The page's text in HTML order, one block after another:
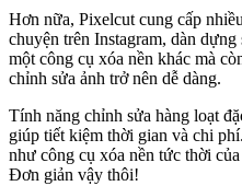
Hơn nữa, Pixelcut cung cấp
chuyện trên Instagram, dàn
một công cụ xóa nền khác mà
chỉnh sửa ảnh trở nên dễ dàng.
Tính năng chỉnh sửa hàng loạt
giúp tiết kiệm thời gian và chi
như công cụ xóa nền tức thời
Đơn giản vậy thôi!